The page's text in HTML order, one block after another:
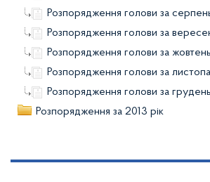
Розпорядження голови за
Розпорядження голови за
Розпорядження голови за
Розпорядження голови за
Розпорядження голови за
Розпорядження за 2013 рік